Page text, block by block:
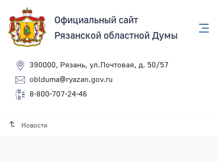
Официальный сайт
Рязанской областной Думы
390000, Рязань, ул.Почтовая, д. 50/57
oblduma@ryazan.gov.ru
8-800-707-24-46
Новости